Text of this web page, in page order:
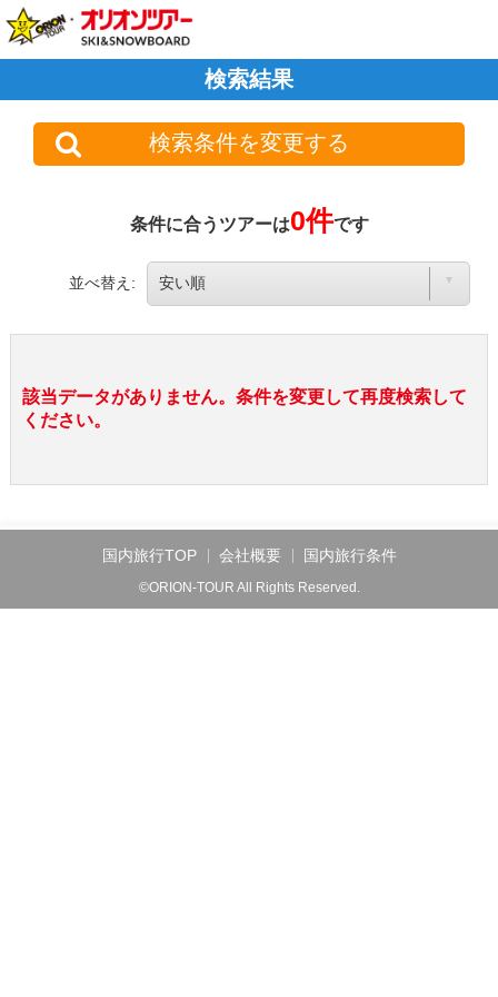
検索結果
検索条件を変更する
条件に合うツアーは0件です
並べ替え:
該当データがありません。条件を変更して再度検索して
ください。
国内旅行TOP 会社概要 国内旅行条件
©ORION-TOUR All Rights Reserved.